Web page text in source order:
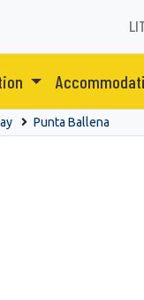
Punta Ballena